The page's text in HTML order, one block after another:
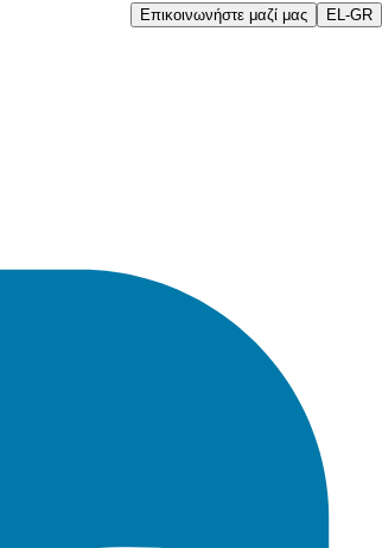
Επικοινωνήστε μαζί μας EL-GR